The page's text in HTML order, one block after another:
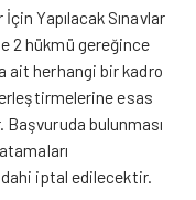
Yapılacak Sınavlar
2 hükmü gereğince
ait herhangi bir kadro
esas
Başvuruda bulunması
dahi iptal edilecektir.